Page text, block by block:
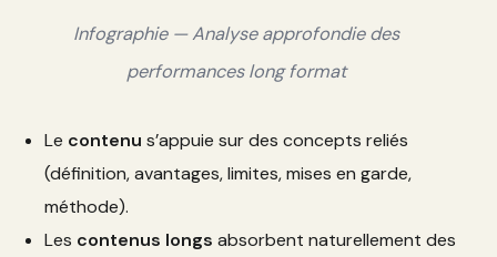
Infographie — Analyse approfondie des
performances long format
Le contenu s’appuie sur des concepts reliés
(définition, avantages, limites, mises en garde,
méthode).
Les contenus longs absorbent naturellement des